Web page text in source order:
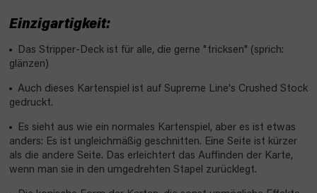
Einzigartigkeit:
Das Stripper-Deck ist für alle, die gerne "tricksen" (sprich:
glänzen)
Auch dieses Kartenspiel ist auf Supreme Line's Crushed Stock
gedruckt.
Es sieht aus wie ein normales Kartenspiel, aber es ist etwas
anders: Es ist ungleichmäßig geschnitten. Eine Seite ist kürzer
als die andere Seite. Das erleichtert das Auffinden der Karte,
wenn man sie in den umgedrehten Stapel zurücklegt.